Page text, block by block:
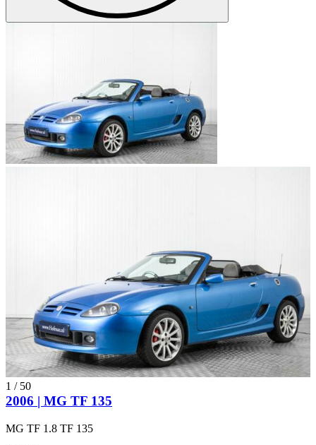
1 / 50
2006 | MG TF 135
MG TF 1.8 TF 135